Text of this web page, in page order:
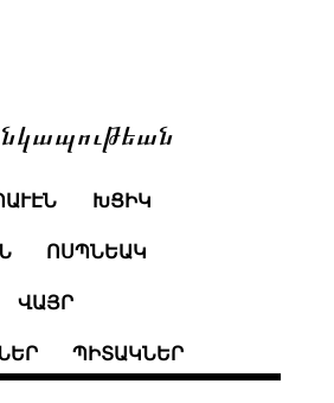
ԽՑԻԿ
ՈՍՊՆԵԱԿ
ՎԱՅՐ
ՊԻՏԱԿՆԵՐ